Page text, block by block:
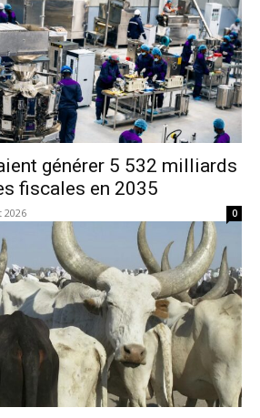
générer 5 532 milliards
fiscales en 2035
2026 0